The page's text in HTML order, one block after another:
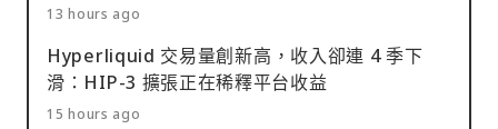
13 hours ago
Hyperliquid 交易量創新高，收入卻連 4 季下
滑：HIP-3 擴張正在稀釋平台收益
15 hours ago